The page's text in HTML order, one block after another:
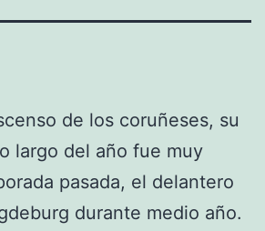
de los coruñeses, su
largo del año fue muy
pasada, el delantero
durante medio año.